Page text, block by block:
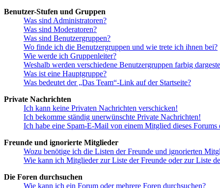
Benutzer-Stufen und Gruppen
Was sind Administratoren?
Was sind Moderatoren?
Was sind Benutzergruppen?
Wo finde ich die Benutzergruppen und wie trete ich ihnen bei?
Wie werde ich Gruppenleiter?
Weshalb werden verschiedene Benutzergruppen farbig
Was ist eine Hauptgruppe?
Was bedeutet der „Das Team“-Link auf der Startseite?
Private Nachrichten
Ich kann keine Privaten Nachrichten verschicken!
Ich bekomme ständig unerwünschte Private Nachrichten!
Ich habe eine Spam-E-Mail von einem Mitglied dieses Forums
Freunde und ignorierte Mitglieder
Wozu benötige ich die Listen der Freunde und ignorierten
Wie kann ich Mitglieder zur Liste der Freunde oder zur Liste
Die Foren durchsuchen
Wie kann ich ein Forum oder mehrere Foren durchsuchen?